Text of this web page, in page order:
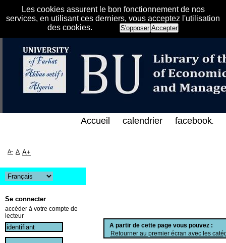
Les cookies assurent le bon fonctionnement de nos
services, en utilisant ces derniers, vous acceptez l'utilisation
des cookies.
S'opposer Accepter
على الخط المباشر لمكتبة كلية العلوم
A partir de cette page vous pouvez :
Retourner au premier écran avec les
Accueil calendrier facebook.
A- A A+
Se connecter
accéder à votre compte de
lecteur